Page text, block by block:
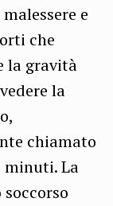
e
che
la gravità
la
chiamato
minuti. La